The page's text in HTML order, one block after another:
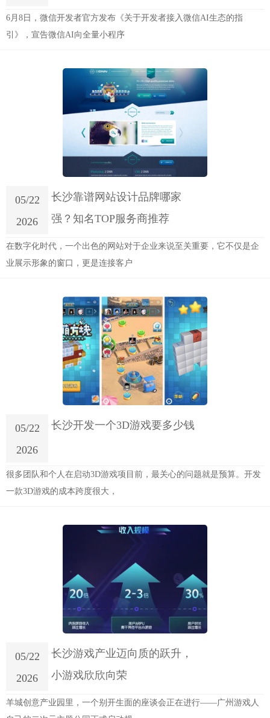
6月8日，微信开发者官方发布《关于开发者接入微信AI生态的指
引》，宣告微信AI向全量小程序
05/22
2026
长沙靠谱网站设计品牌哪家
强？知名TOP服务商推荐
在数字化时代，一个出色的网站对于企业来说至关重要，它不仅是企
业展示形象的窗口，更是连接客户
05/22
2026
长沙开发一个3D游戏要多少钱
很多团队和个人在启动3D游戏项目前，最关心的问题就是预算。开发
一款3D游戏的成本跨度很大，
05/22
2026
长沙游戏产业迈向质的跃升，
小游戏欣欣向荣
羊城创意产业园里，一个别开生面的座谈会正在进行——广州游戏人